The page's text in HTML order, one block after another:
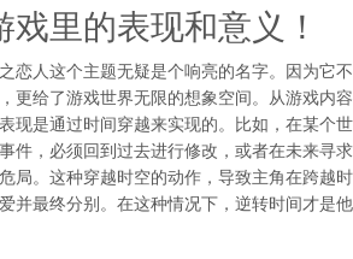
里的表现和意义！
恋人这个主题无疑是个响亮的名字。因为它不
更给了游戏世界无限的想象空间。从游戏内容
现是通过时间穿越来实现的。比如，在某个世
件，必须回到过去进行修改，或者在未来寻求
局。这种穿越时空的动作，导致主角在跨越时
并最终分别。在这种情况下，逆转时间才是他